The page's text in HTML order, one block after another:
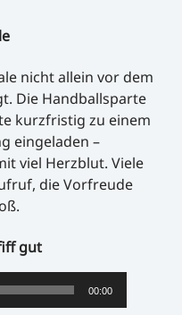
nicht allein vor dem
Die Handballsparte
kurzfristig zu einem
eingeladen –
viel Herzblut. Viele
die Vorfreude
gut
00:00